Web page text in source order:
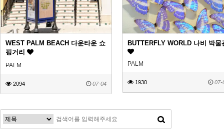
WEST PALM BEACH 다운타운 쇼
핑거리
PALM
2094 07-04
BUTTERFLY WORLD 나비 박물
PALM
1930 07-